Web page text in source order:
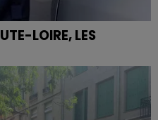
LOIRE, LES